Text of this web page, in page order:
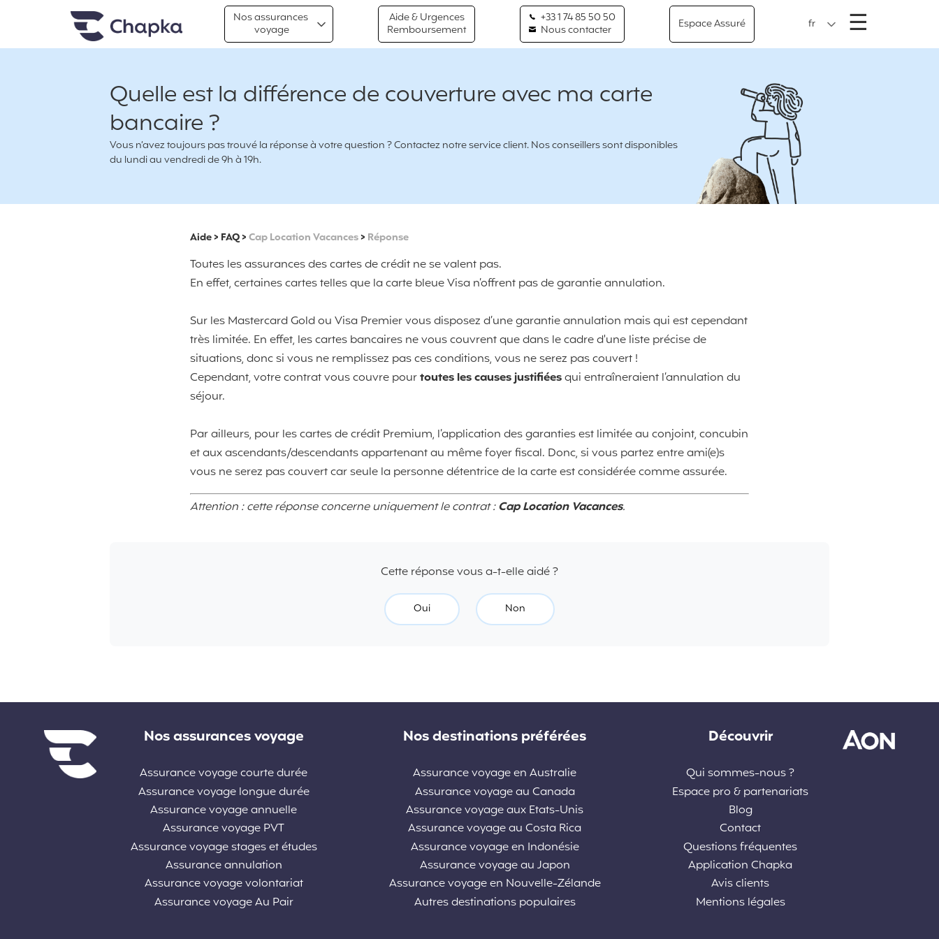
Chapka Assurances VoyagesNos assurances
voyage
Aide & Urgences
Remboursement
+33 1 74 85 50 50
Nous contacter
Espace Assuré fr ☰
Quelle est la différence de couverture avec ma carte
bancaire ?
Vous n’avez toujours pas trouvé la réponse à votre question ? Contactez notre service client. Nos conseillers sont disponibles
du lundi au vendredi de 9h à 19h.
Aide> FAQ>Cap Location Vacances> Réponse
Toutes les assurances des cartes de crédit ne se valent pas.
En effet, certaines cartes telles que la carte bleue Visa n’offrent pas de garantie annulation.
Sur les Mastercard Gold ou Visa Premier vous disposez d’une garantie annulation mais qui est cependant
très limitée. En effet, les cartes bancaires ne vous couvrent que dans le cadre d'une liste précise de
situations, donc si vous ne remplissez pas ces conditions, vous ne serez pas couvert !
Cependant, votre contrat vous couvre pourtoutes les causes justifiéesqui entraîneraient l’annulation du
séjour.
Par ailleurs, pour les cartes de crédit Premium, l’application des garanties est limitée au conjoint, concubin
et aux ascendants/descendants appartenant au même foyer fiscal. Donc, si vous partez entre ami(e)s
vous ne serez pas couvert car seule la personne détentrice de la carte est considérée comme assurée.
Attention : cette réponse concerne uniquement le contrat :Cap Location Vacances.
Cette réponse vous a-t-elle aidé ?
Oui Non
Liens divers Nos assurances voyage
Assurance voyage courte durée
Assurance voyage longue durée
Assurance voyage annuelle
Assurance voyage PVT
Assurance voyage stages et études
Assurance annulation
Assurance voyage volontariat
Assurance voyage Au Pair
Nos destinations préférées
Assurance voyage en Australie
Assurance voyage au Canada
Assurance voyage aux Etats-Unis
Assurance voyage au Costa Rica
Assurance voyage en Indonésie
Assurance voyage au Japon
Assurance voyage en Nouvelle-Zélande
Autres destinations populaires
Découvrir
Qui sommes-nous ?
Espace pro & partenariats
Blog
Contact
Questions fréquentes
Application Chapka
Avis clients
Mentions légales